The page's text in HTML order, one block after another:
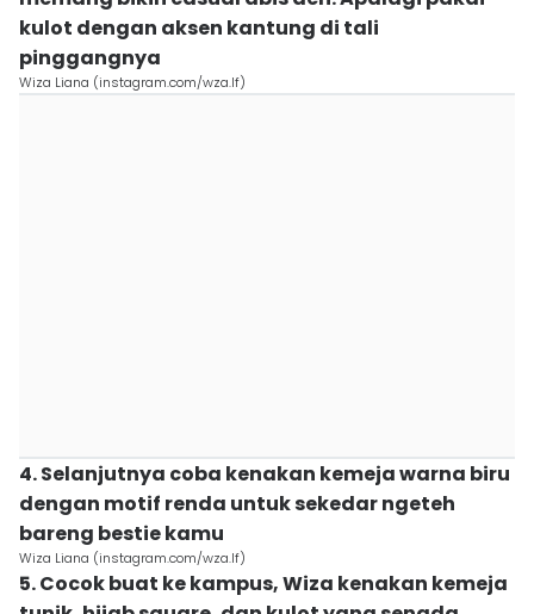
kulot dengan aksen kantung di tali
pinggangnya
Wiza Liana (instagram.com/wza.lf)
4. Selanjutnya coba kenakan kemeja warna biru
dengan motif renda untuk sekedar ngeteh
bareng bestie kamu
Wiza Liana (instagram.com/wza.lf)
5. Cocok buat ke kampus, Wiza kenakan kemeja